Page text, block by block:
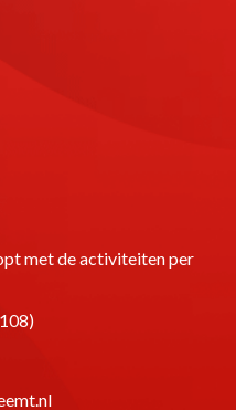
met de activiteiten per